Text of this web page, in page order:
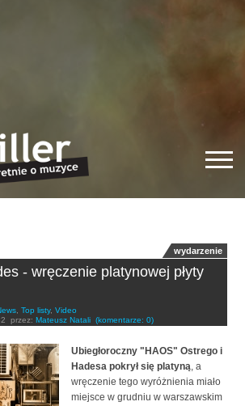
wydarzenie
- wręczenie platynowej płyty
, Top listy, Video
przez: Mateusz Natali (komentarze: 0)
Ubiegłoroczny "HAOS" Ostrego i
Hadesa pokrył się platyną, a
wręczenie tego wyróżnienia miało
miejsce w grudniu w warszawskim